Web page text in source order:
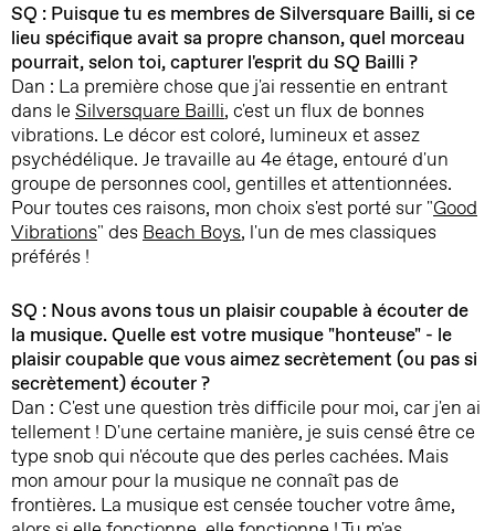
SQ : Puisque tu es membres de Silversquare Bailli, si ce
lieu spécifique avait sa propre chanson, quel morceau
pourrait, selon toi, capturer l'esprit du SQ Bailli ?
Dan : La première chose que j'ai ressentie en entrant
dans le Silversquare Bailli, c'est un flux de bonnes
vibrations. Le décor est coloré, lumineux et assez
psychédélique. Je travaille au 4e étage, entouré d'un
groupe de personnes cool, gentilles et attentionnées.
Pour toutes ces raisons, mon choix s'est porté sur "Good
Vibrations" des Beach Boys, l'un de mes classiques
préférés !
SQ : Nous avons tous un plaisir coupable à écouter de
la musique. Quelle est votre musique "honteuse" - le
plaisir coupable que vous aimez secrètement (ou pas si
secrètement) écouter ?
Dan : C'est une question très difficile pour moi, car j'en ai
tellement ! D'une certaine manière, je suis censé être ce
type snob qui n'écoute que des perles cachées. Mais
mon amour pour la musique ne connaît pas de
frontières. La musique est censée toucher votre âme,